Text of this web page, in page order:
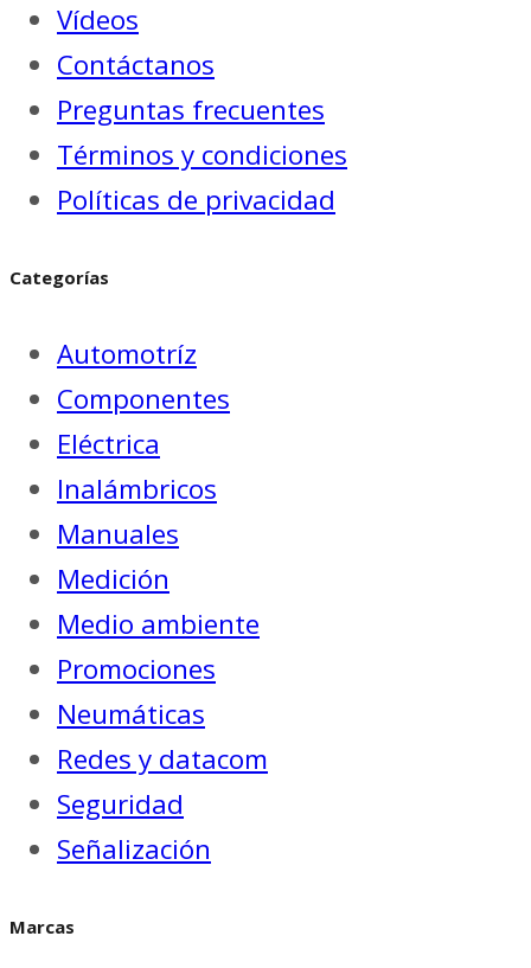
Vídeos
Contáctanos
Preguntas frecuentes
Términos y condiciones
Políticas de privacidad
Categorías
Automotríz
Componentes
Eléctrica
Inalámbricos
Manuales
Medición
Medio ambiente
Promociones
Neumáticas
Redes y datacom
Seguridad
Señalización
Marcas